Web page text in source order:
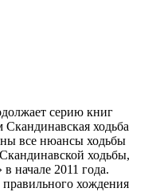
серию книг
ходьба
все нюансы ходьбы
ходьбы,
начале 2011 года.
хождения